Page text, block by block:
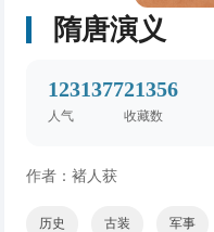
隋唐演义
1231377
人气
21356
收藏数
作者：褚人获
历史 古装 军事